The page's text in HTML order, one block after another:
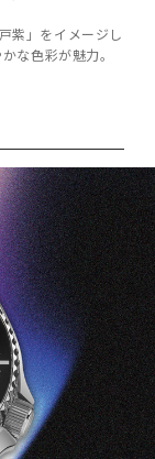
紫」をイメージし
な色彩が魅力。